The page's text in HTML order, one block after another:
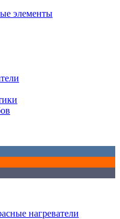
элементы
нагреватели